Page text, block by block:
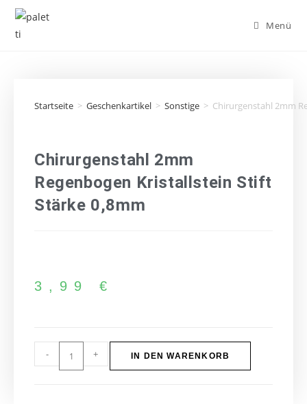
Menü
Startseite > Geschenkartikel > Sonstige > Chirurgenstahl 2mm
Chirurgenstahl 2mm
Regenbogen Kristallstein Stift
Stärke 0,8mm
3,99 €
- + IN DEN WARENKORB